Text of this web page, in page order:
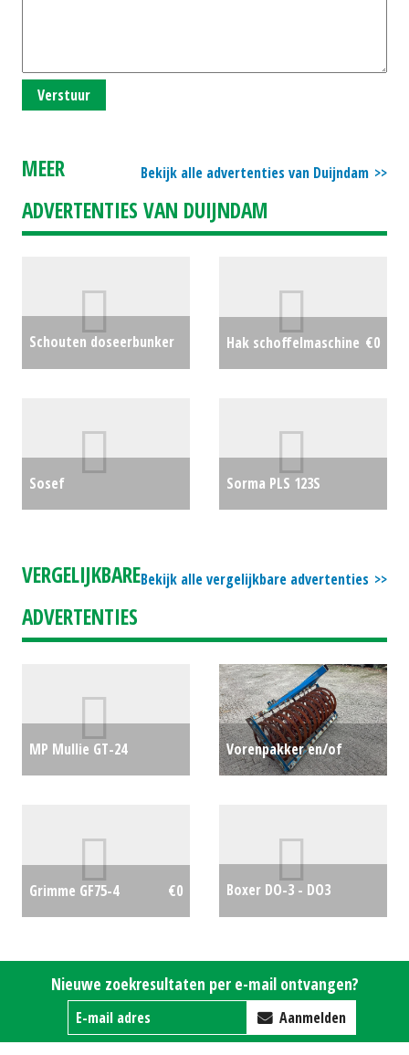
Verstuur
Bekijk alle advertenties van Duijndam
MEER
ADVERTENTIES VAN DUIJNDAM
Schouten doseerbunker
Hak schoffelmaschine €0
Sosef
Sorma PLS 123S
Bekijk alle vergelijkbare advertenties
VERGELIJKBARE
ADVERTENTIES
MP Mullie GT-24
Vorenpakker en/of
Grimme GF75-4 €0
Boxer DO-3 - DO3
greppelfrees
€5750
Nieuwe zoekresultaten per e-mail ontvangen?
Aanmelden